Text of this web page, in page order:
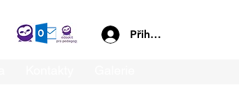
Přihlásit se